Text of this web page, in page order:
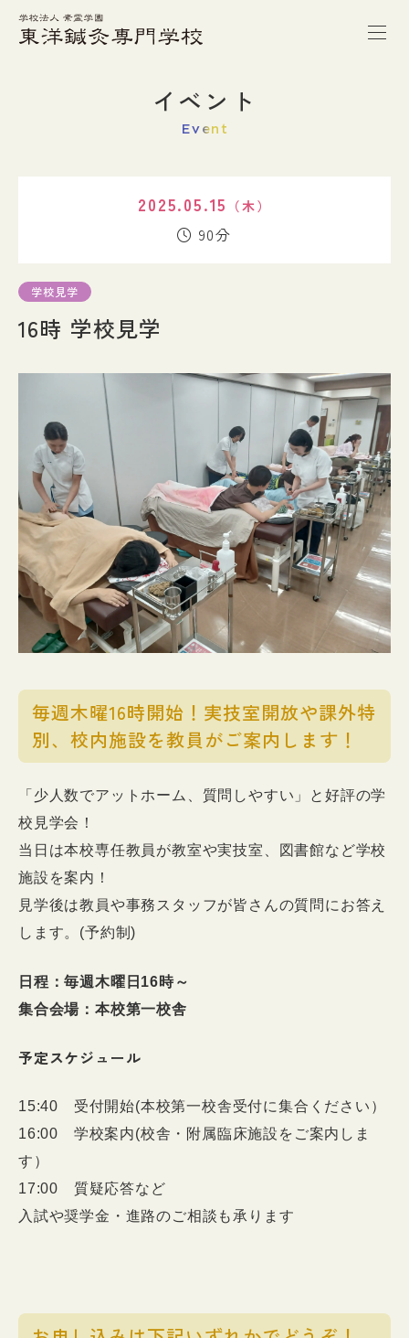
キャンパスライフ
入試情報
イベント
お知らせ
よくある質問
お問い合わせ
個人情報保護方針
アクセス
附属臨床施設
イベント
Event
2025.05.15 （木）
90分
学校見学
16時 学校見学
毎週木曜16時開始！実技室開放や課外特
別、校内施設を教員がご案内します！
「少人数でアットホーム、質問しやすい」と好評の学
校見学会！
当日は本校専任教員が教室や実技室、図書館など学校
施設を案内！
見学後は教員や事務スタッフが皆さんの質問にお答え
します。(予約制)
日程：毎週木曜日16時～
集合会場：本校第一校舎
予定スケジュール
15:40 受付開始(本校第一校舎受付に集合ください）
16:00 学校案内(校舎・附属臨床施設をご案内しま
す）
17:00 質疑応答など
入試や奨学金・進路のご相談も承ります